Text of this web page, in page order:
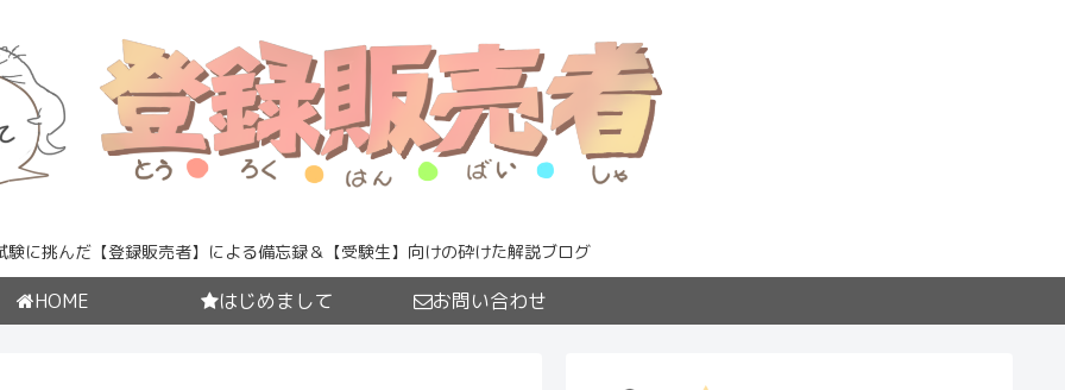
験に挑んだ【登録販売者】による備忘録＆【受験生】向けの砕けた解説ブログ
HOME はじめまして お問い合わせ